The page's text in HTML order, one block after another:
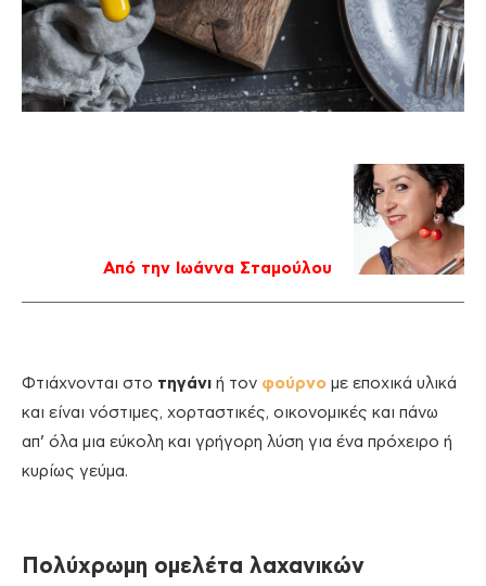
Από την Ιωάννα Σταμούλου
Φτιάχνονται στο τηγάνι ή τον φούρνο με εποχικά υλικά
και είναι νόστιμες, χορταστικές, οικονομικές και πάνω
απ’ όλα μια εύκολη και γρήγορη λύση για ένα πρόχειρο ή
κυρίως γεύμα.
Πολύχρωμη ομελέτα λαχανικών